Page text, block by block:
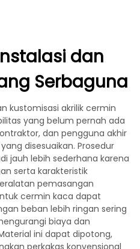
dan
Serbaguna
kustomisasi akrilik cermin
yang belum pernah ada
dan pengguna akhir
disesuaikan. Prosedur
jauh lebih sederhana karena
serta karakteristik
pemasangan
cermin kaca dapat
beban lebih ringan sering
biaya dan
ini dapat dipotong,
perkakas konvensional